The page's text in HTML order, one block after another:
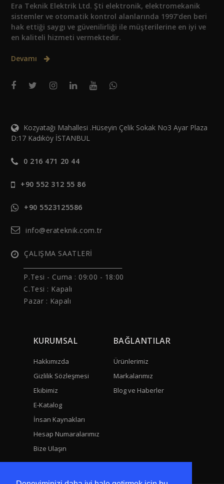
Era Teknik Elektrik Ltd. Şti elektronik, elektromekanik
sistemler ve otomatik kontrol alanlarında 1997'den beri
hak ettiği saygı ve güvenilirliği ile müşterilerine en iyi ve
en kaliteli hizmeti vermektedir.
Devamı
Kozyatağı Mahallesi .Hüseyin Çelik Sokak No3 Ayar Plaza
D:17 Kadıköy İSTANBUL
0 216 471 20 44
+90 552 312 55 86
+90 5523125586
info@erateknik.com.tr
ÇALIŞMA SAATLERİ
P.Tesi - Cuma : 09:00 - 18:00
C.Tesi : Kapalı
Pazar : Kapalı
KURUMSAL
Hakkımızda
Gizlilik Sözleşmesi
Ekibimiz
E-Katalog
İnsan Kaynakları
Hesap Numaralarımız
Bize Ulaşın
BAĞLANTILAR
Ürünlerimiz
Markalarımız
Blog ve Haberler